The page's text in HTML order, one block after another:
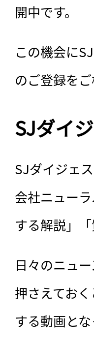
開中です。
この機会に
のご登録をご
SJダイ
SJダイジェ
会社ニュー
する解説」
日々のニュ
押さえてお
する動画とな